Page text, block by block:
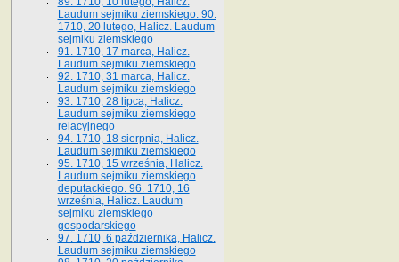
Laudum sejmiku ziemskiego. 90.
1710, 20 lutego, Halicz. Laudum
sejmiku ziemskiego
91. 1710, 17 marca, Halicz.
Laudum sejmiku ziemskiego
92. 1710, 31 marca, Halicz.
Laudum sejmiku ziemskiego
93. 1710, 28 lipca, Halicz.
Laudum sejmiku ziemskiego
relacyjnego
94. 1710, 18 sierpnia, Halicz.
Laudum sejmiku ziemskiego
95. 1710, 15 września, Halicz.
Laudum sejmiku ziemskiego
deputackiego. 96. 1710, 16
września, Halicz. Laudum
sejmiku ziemskiego
gospodarskiego
97. 1710, 6 października, Halicz.
Laudum sejmiku ziemskiego